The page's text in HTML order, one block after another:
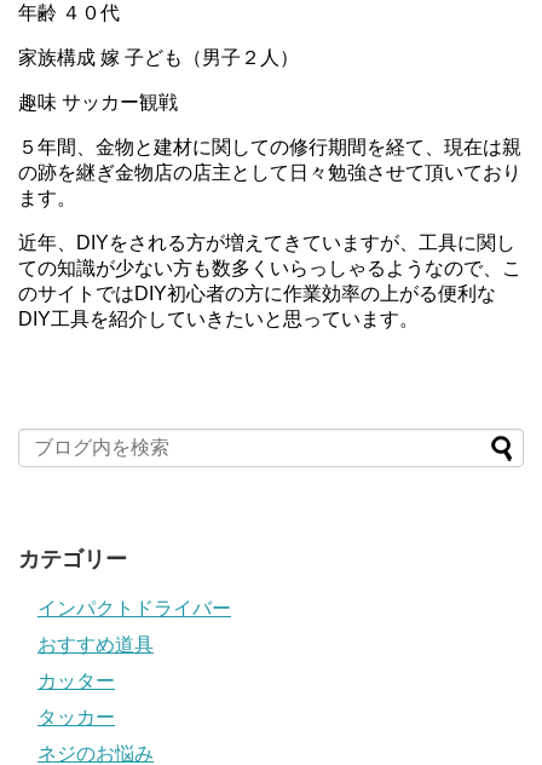
年齢 ４０代
家族構成 嫁 子ども（男子２人）
趣味 サッカー観戦
５年間、金物と建材に関しての修行期間を経て、現在は親
の跡を継ぎ金物店の店主として日々勉強させて頂いており
ます。
近年、DIYをされる方が増えてきていますが、工具に関し
ての知識が少ない方も数多くいらっしゃるようなので、こ
のサイトではDIY初心者の方に作業効率の上がる便利な
DIY工具を紹介していきたいと思っています。
カテゴリー
インパクトドライバー
おすすめ道具
カッター
タッカー
ネジのお悩み